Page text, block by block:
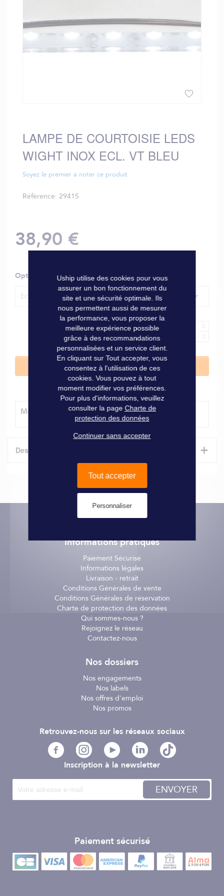
the
beginning
of
the
images
LAMPE DE COURTOISIE LEDS
WIGHT INOX ECL. VT BLEU
Soyez le premier à noter ce produit
Référence 29415
38,90 €
Options
Éclairage vertical, bleu
Ajouter au panier
Modes de livraison
Description +
Lampe de courtoisie à LEDs Wight en inox. Cet éclairage de
pont ou cockpit peut être fixé en applique à l'intérieur
comme à l'extérieur grâce à sa protection IP67. Cette
référence possède un éclairage vertical bleu.
- Étanchéité IP67
- Tension régulée 9-30 V
- Dim. L. 65 x H. 20 x P. 10 mm
- Éclairage vertical bleu
Informations pratiques
Paiement Sécurisé
Informations légales
Livraison - retrait
Conditions Générales de vente
Conditions Générales de réservation
Charte de protection des données
Qui sommes-nous ?
Rejoignez le réseau
Contactez-nous
Nos dossiers
Nos engagements
Nos labels
Nos offres d'emploi
Nos promos
Inscription à la newsletter
ENVOYER
Paiement sécurisé
Retrouvez-nous sur les réseaux sociaux
Uship utilise des cookies pour vous
assurer un bon fonctionnement du
site et une sécurité optimale. Ils
nous permettent aussi de mesurer
la performance, vous proposer la
meilleure expérience possible
grâce à des recommandations
personnalisées et un service client.
En cliquant sur Tout accepter, vous
consentez à l'utilisation de ces
cookies. Vous pouvez à tout
moment modifier vos préférences.
Pour plus d'informations, veuillez
consulter la page Charte de
protection des données
Continuer sans accepter
Tout accepter
Personnaliser